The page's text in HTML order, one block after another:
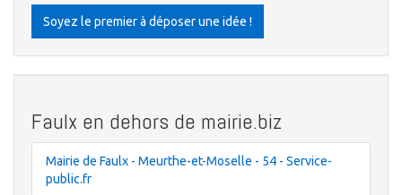
Soyez le premier à déposer une idée !
Faulx en dehors de mairie.biz
Mairie de Faulx - Meurthe-et-Moselle - 54 - Service-
public.fr